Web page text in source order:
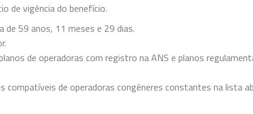
de vigência do benefício.
de 59 anos, 11 meses e 29 dias.
de operadoras com registro na ANS e planos
compatíveis de operadoras congêneres constantes na lista